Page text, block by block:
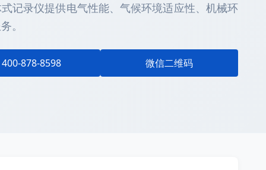
记录仪提供电气性能、气候环境适应性、机械环
。
400-878-8598 微信二维码